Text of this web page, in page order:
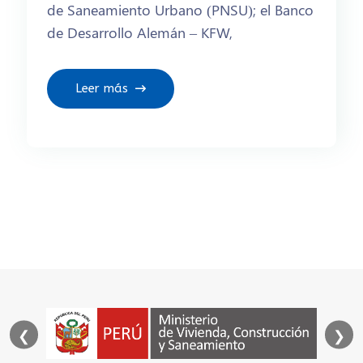
de Saneamiento Urbano (PNSU); el Banco
de Desarrollo Alemán – KFW,
Leer más
❮ ❯